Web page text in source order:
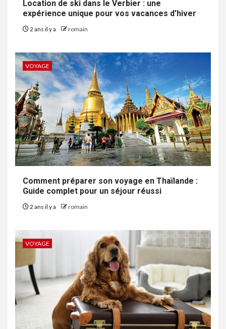
Location de ski dans le Verbier : une
expérience unique pour vos vacances d’hiver
2 ans il y a romain
VOYAGE
Comment préparer son voyage en Thaïlande :
Guide complet pour un séjour réussi
2 ans il y a romain
VOYAGE